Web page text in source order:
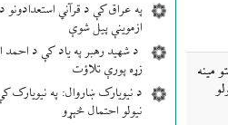
په عراق کې د قرآني استعدادونو
ازموینې پیل شوې
د شهید رهبر په یاد کې د احمد
زړه پورې تلاؤت
د نیویارک ښاروال: په نیویارک
نیولو احتمال څېړو
مینه